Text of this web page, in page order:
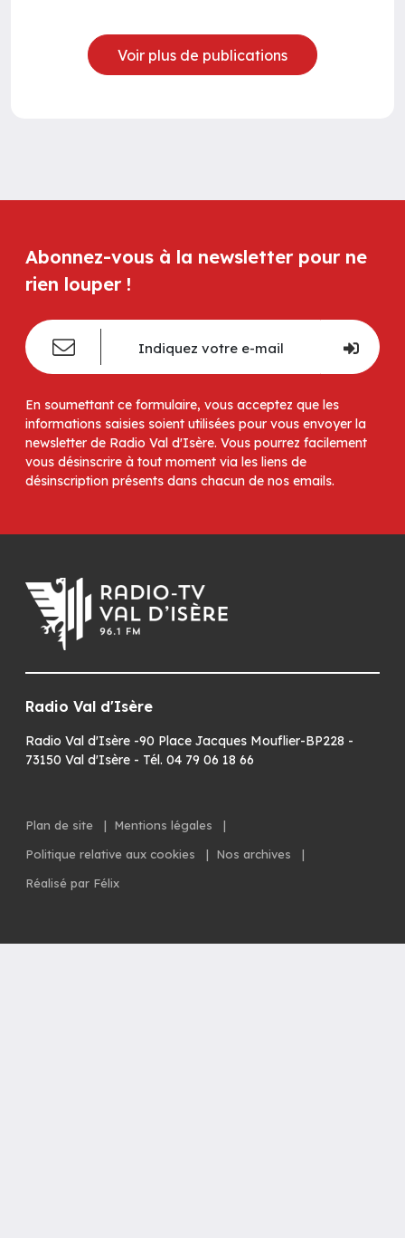
Voir plus de publications
Abonnez-vous à la newsletter pour ne
rien louper !
En soumettant ce formulaire, vous acceptez que les
informations saisies soient utilisées pour vous envoyer la
newsletter de Radio Val d'Isère. Vous pourrez facilement
vous désinscrire à tout moment via les liens de
désinscription présents dans chacun de nos emails.
Radio Val d'Isère
Radio Val d'Isère -90 Place Jacques Mouflier-BP228 -
73150 Val d'Isère - Tél. 04 79 06 18 66
Plan de site | Mentions légales
|
Politique relative aux cookies
| Nos archives
|
Réalisé par Félix